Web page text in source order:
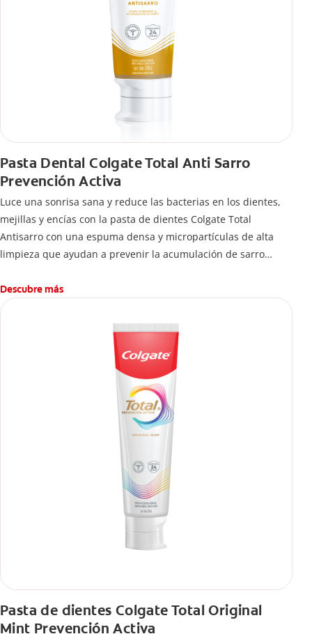
Pasta Dental Colgate Total Anti Sarro
Prevención Activa
Luce una sonrisa sana y reduce las bacterias en los dientes,
mejillas y encías con la pasta de dientes Colgate Total
Antisarro con una espuma densa y micropartículas de alta
limpieza que ayudan a prevenir la acumulación de sarro
Descubre más
Pasta de dientes Colgate Total Original
Mint Prevención Activa